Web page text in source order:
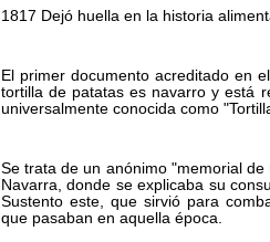
1817 Dejó huella en la historia
El primer documento acreditado en
tortilla de patatas es navarro y está
universalmente conocida como
Se trata de un anónimo "memorial
Navarra, donde se explicaba su
Sustento este, que sirvió para
que pasaban en aquella época.